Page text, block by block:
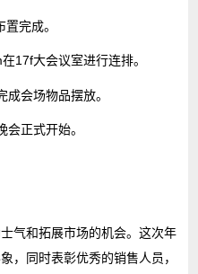
完成。
17f大会议室进行连排。
会场物品摆放。
正式开始。
气和拓展市场的机会。这次年
，同时表彰优秀的销售人员，